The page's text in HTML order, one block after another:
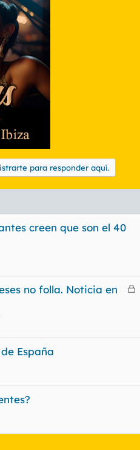
para responder aquí.
creen que son el 40
C
a
no folla. Noticia en
España